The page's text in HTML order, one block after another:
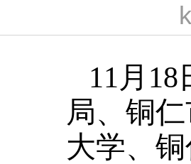
11月
局、铜
大学、